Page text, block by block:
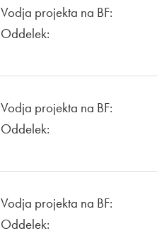
Vodja projekta na BF:
Oddelek:
Vodja projekta na BF:
Oddelek:
Vodja projekta na BF:
Oddelek: